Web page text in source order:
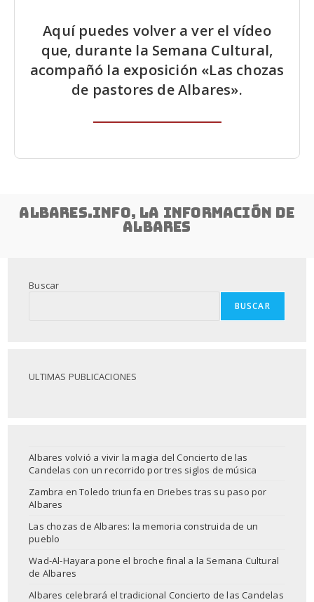
Aquí puedes volver a ver el vídeo
que, durante la Semana Cultural,
acompañó la exposición «Las chozas
de pastores de Albares».
Albares.info, la información de
albares
Buscar
BUSCAR
ULTIMAS PUBLICACIONES
Albares volvió a vivir la magia del Concierto de las
Candelas con un recorrido por tres siglos de música
Zambra en Toledo triunfa en Driebes tras su paso por
Albares
Las chozas de Albares: la memoria construida de un
pueblo
Wad-Al-Hayara pone el broche final a la Semana Cultural
de Albares
Albares celebrará el tradicional Concierto de las Candelas